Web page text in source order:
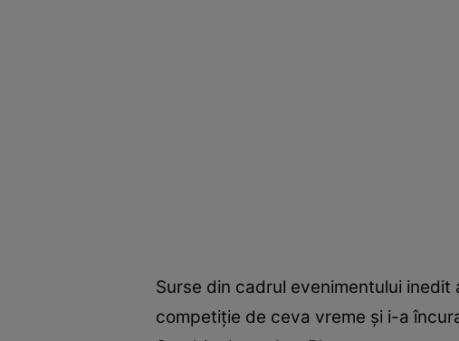
Surse din cadrul evenimentului inedit
competiție de ceva vreme și i-a